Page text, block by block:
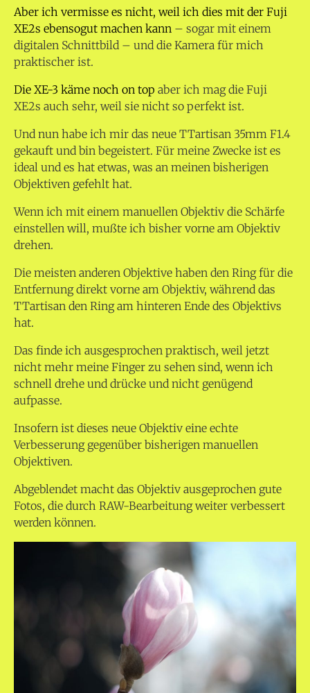
Aber ich vermisse es nicht, weil ich dies mit der Fuji
XE2s ebensogut machen kann – sogar mit einem
digitalen Schnittbild – und die Kamera für mich
praktischer ist.
Die XE-3 käme noch on top aber ich mag die Fuji
XE2s auch sehr, weil sie nicht so perfekt ist.
Und nun habe ich mir das neue TTartisan 35mm F1.4
gekauft und bin begeistert. Für meine Zwecke ist es
ideal und es hat etwas, was an meinen bisherigen
Objektiven gefehlt hat.
Wenn ich mit einem manuellen Objektiv die Schärfe
einstellen will, mußte ich bisher vorne am Objektiv
drehen.
Die meisten anderen Objektive haben den Ring für die
Entfernung direkt vorne am Objektiv, während das
TTartisan den Ring am hinteren Ende des Objektivs
hat.
Das finde ich ausgesprochen praktisch, weil jetzt
nicht mehr meine Finger zu sehen sind, wenn ich
schnell drehe und drücke und nicht genügend
aufpasse.
Insofern ist dieses neue Objektiv eine echte
Verbesserung gegenüber bisherigen manuellen
Objektiven.
Abgeblendet macht das Objektiv ausgeprochen gute
Fotos, die durch RAW-Bearbeitung weiter verbessert
werden können.